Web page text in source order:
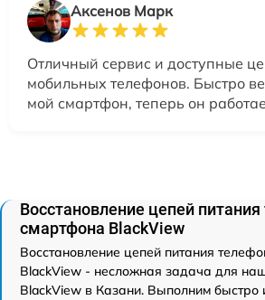
Аксенов Марк
Отличный сервис и доступные
мобильных телефонов. Быстро
мой смартфон, теперь он
Восстановление цепей
смартфона BlackView
Восстановление цепей питания
BlackView - несложная задача для
BlackView в Казани. Выполним быстро